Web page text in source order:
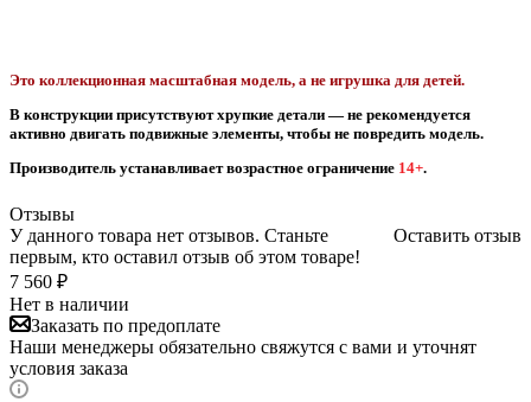
Это коллекционная масштабная модель, а не игрушка для детей.
В конструкции присутствуют хрупкие детали — не рекомендуется
активно двигать подвижные элементы, чтобы не повредить модель.
Производитель устанавливает возрастное ограничение 14+.
Отзывы
Оставить отзыв
У данного товара нет отзывов. Станьте
первым, кто оставил отзыв об этом товаре!
7 560 ₽
Нет в наличии
Заказать по предоплате
Наши менеджеры обязательно свяжутся с вами и уточнят
условия заказа